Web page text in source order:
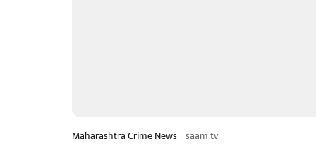
Maharashtra Crime News saam tv